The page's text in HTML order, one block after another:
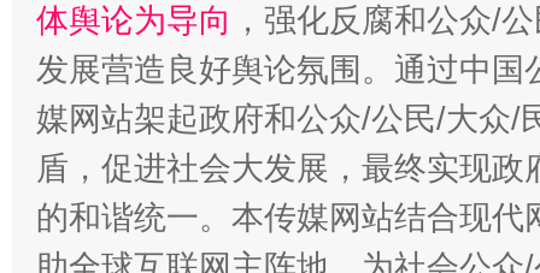
体舆论为导向 ，强化反腐和公众/
发展营造良好舆论氛围。通过中
媒网站架起政府和公众/公民/大众/
盾，促进社会大发展，最终实现
的和谐统一。本传媒网站结合现